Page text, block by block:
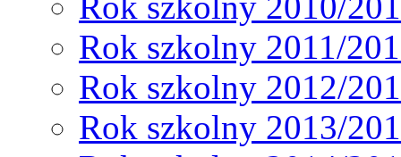
Rok szkolny 2011/
Rok szkolny 2012/
Rok szkolny 2013/